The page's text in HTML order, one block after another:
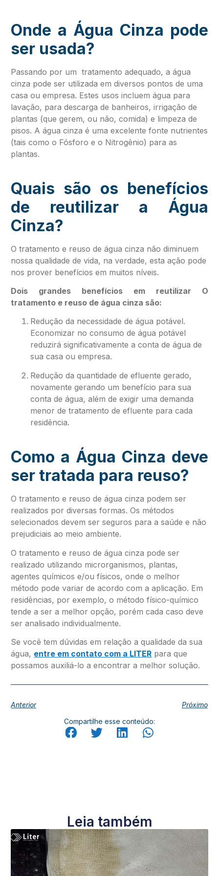
Onde a Água Cinza pode
ser usada?
Passando por um tratamento adequado, a água
cinza pode ser utilizada em diversos pontos de uma
casa ou empresa. Estes usos incluem água para
lavação, para descarga de banheiros, irrigação de
plantas (que gerem, ou não, comida) e limpeza de
pisos. A água cinza é uma excelente fonte nutrientes
(tais como o Fósforo e o Nitrogênio) para as
plantas.
Quais são os benefícios
de reutilizar a Água
Cinza?
O tratamento e reuso de água cinza não diminuem
nossa qualidade de vida, na verdade, esta ação pode
nos prover benefícios em muitos níveis.
Dois grandes benefícios em reutilizar O
tratamento e reuso de água cinza são:
Redução da necessidade de água potável.
Economizar no consumo de água potável
reduzirá significativamente a conta de água de
sua casa ou empresa.
Redução da quantidade de efluente gerado,
novamente gerando um benefício para sua
conta de água, além de exigir uma demanda
menor de tratamento de efluente para cada
residência.
Como a Água Cinza deve
ser tratada para reuso?
O tratamento e reuso de água cinza podem ser
realizados por diversas formas. Os métodos
selecionados devem ser seguros para a saúde e não
prejudiciais ao meio ambiente.
O tratamento e reuso de água cinza pode ser
realizado utilizando microrganismos, plantas,
agentes químicos e/ou físicos, onde o melhor
método pode variar de acordo com a aplicação. Em
residências, por exemplo, o método físico-químico
tende a ser a melhor opção, porém cada caso deve
ser analisado individualmente.
Se você tem dúvidas em relação a qualidade da sua
água, entre em contato com a LITER para que
possamos auxiliá-lo a encontrar a melhor solução.
Anterior Próximo
Compartilhe esse conteúdo:
Leia também